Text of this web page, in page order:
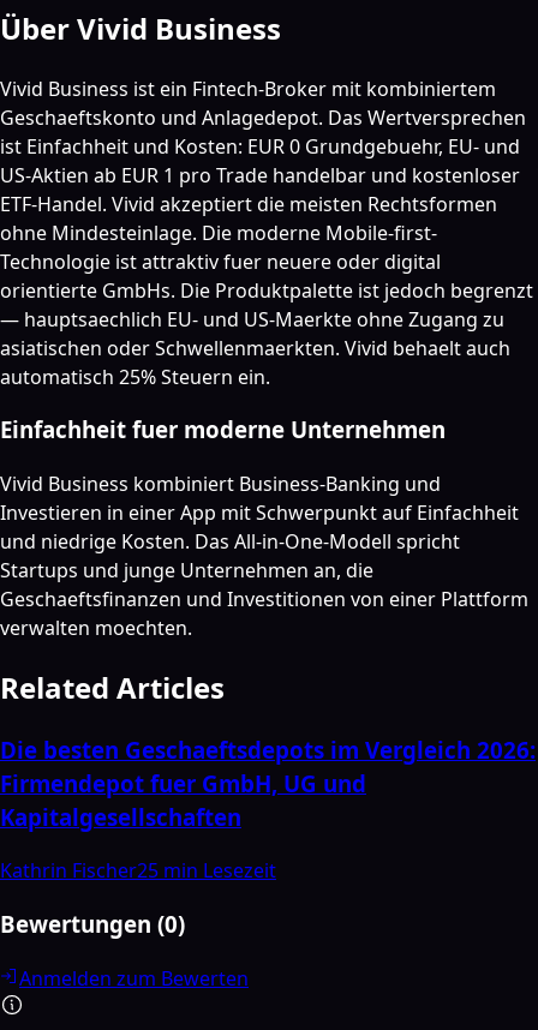
Über Vivid Business
Vivid Business ist ein Fintech-Broker mit kombiniertem
Geschaeftskonto und Anlagedepot. Das Wertversprechen
ist Einfachheit und Kosten: EUR 0 Grundgebuehr, EU- und
US-Aktien ab EUR 1 pro Trade handelbar und kostenloser
ETF-Handel. Vivid akzeptiert die meisten Rechtsformen
ohne Mindesteinlage. Die moderne Mobile-first-
Technologie ist attraktiv fuer neuere oder digital
orientierte GmbHs. Die Produktpalette ist jedoch begrenzt
— hauptsaechlich EU- und US-Maerkte ohne Zugang zu
asiatischen oder Schwellenmaerkten. Vivid behaelt auch
automatisch 25% Steuern ein.
Einfachheit fuer moderne Unternehmen
Vivid Business kombiniert Business-Banking und
Investieren in einer App mit Schwerpunkt auf Einfachheit
und niedrige Kosten. Das All-in-One-Modell spricht
Startups und junge Unternehmen an, die
Geschaeftsfinanzen und Investitionen von einer Plattform
verwalten moechten.
Related Articles
Die besten Geschaeftsdepots im Vergleich 2026:
Firmendepot fuer GmbH, UG und
Kapitalgesellschaften
Kathrin Fischer25 min Lesezeit
Bewertungen (0)
Anmelden zum Bewerten